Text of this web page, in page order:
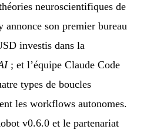
neuroscientifiques de
annonce son premier bureau
investis dans la
; et l’équipe Claude Code
types de boucles
les workflows autonomes.
v0.6.0 et le partenariat